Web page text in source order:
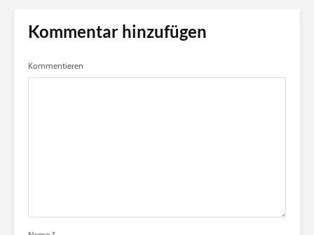
Kommentar hinzufügen
Kommentieren